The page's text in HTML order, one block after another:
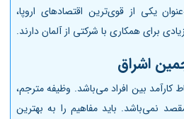
یکی از قوی‌ترین اقتصادهای اروپا،
برای همکاری با شرکتی از آلمان دارند.
اشراق
کارآمد بین افراد می‌باشد. وظیفه مترجم،
نمی‌باشد. باید مفاهیم را به بهترین